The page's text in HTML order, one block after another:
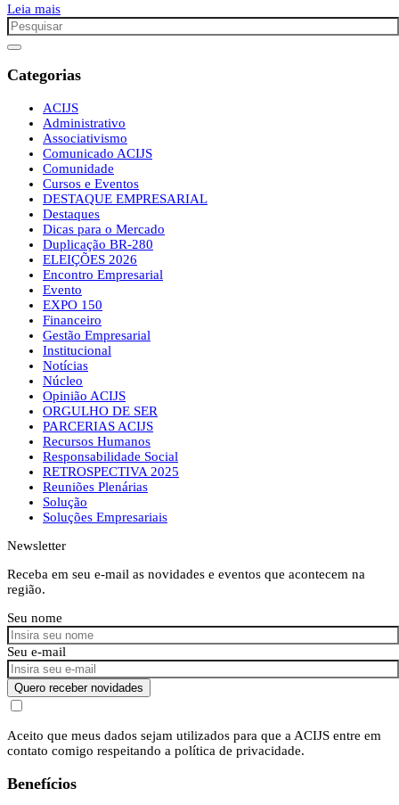
Leia mais
Categorias
ACIJS
Administrativo
Associativismo
Comunicado ACIJS
Comunidade
Cursos e Eventos
DESTAQUE EMPRESARIAL
Destaques
Dicas para o Mercado
Duplicação BR-280
ELEIÇÕES 2026
Encontro Empresarial
Evento
EXPO 150
Financeiro
Gestão Empresarial
Institucional
Notícias
Núcleo
Opinião ACIJS
ORGULHO DE SER
PARCERIAS ACIJS
Recursos Humanos
Responsabilidade Social
RETROSPECTIVA 2025
Reuniões Plenárias
Solução
Soluções Empresariais
Newsletter
Receba em seu e-mail as novidades e eventos que acontecem na
região.
Seu nome
Seu e-mail
Quero receber novidades
Aceito que meus dados sejam utilizados para que a ACIJS entre em
contato comigo respeitando a política de privacidade.
Benefícios